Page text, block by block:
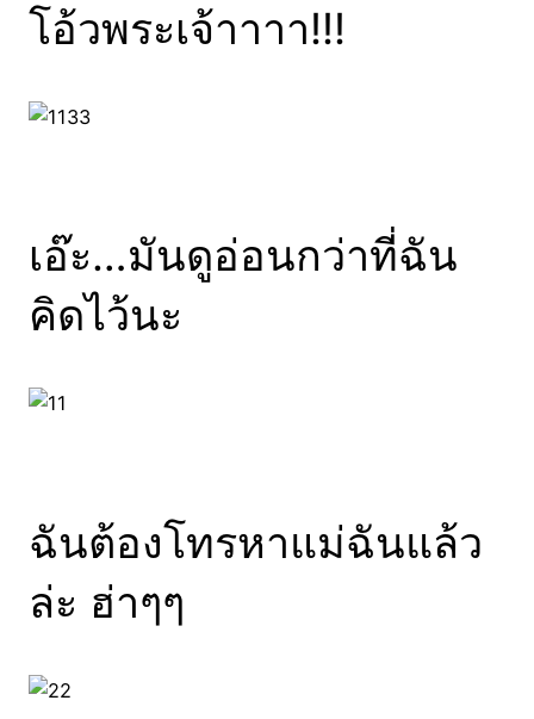
โอ้วพระเจ้าาาา!!!
เอ๊ะ…มันดูอ่อนกว่าที่ฉัน
คิดไว้นะ
ฉันต้องโทรหาแม่ฉันแล้ว
ล่ะ ฮ่าๆๆ